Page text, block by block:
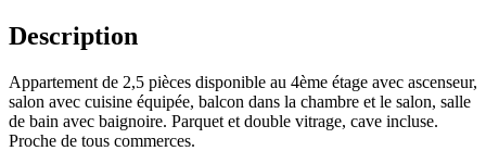
Description
Appartement de 2,5 pièces disponible au 4ème étage avec ascenseur,
salon avec cuisine équipée, balcon dans la chambre et le salon, salle
de bain avec baignoire. Parquet et double vitrage, cave incluse.
Proche de tous commerces.